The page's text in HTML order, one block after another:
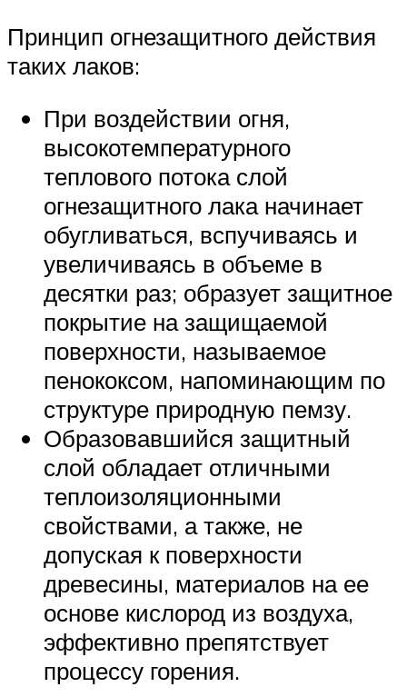
Принцип огнезащитного действия
таких лаков:
При воздействии огня,
высокотемпературного
теплового потока слой
огнезащитного лака начинает
обугливаться, вспучиваясь и
увеличиваясь в объеме в
десятки раз; образует защитное
покрытие на защищаемой
поверхности, называемое
пенококсом, напоминающим по
структуре природную пемзу.
Образовавшийся защитный
слой обладает отличными
теплоизоляционными
свойствами, а также, не
допуская к поверхности
древесины, материалов на ее
основе кислород из воздуха,
эффективно препятствует
процессу горения.